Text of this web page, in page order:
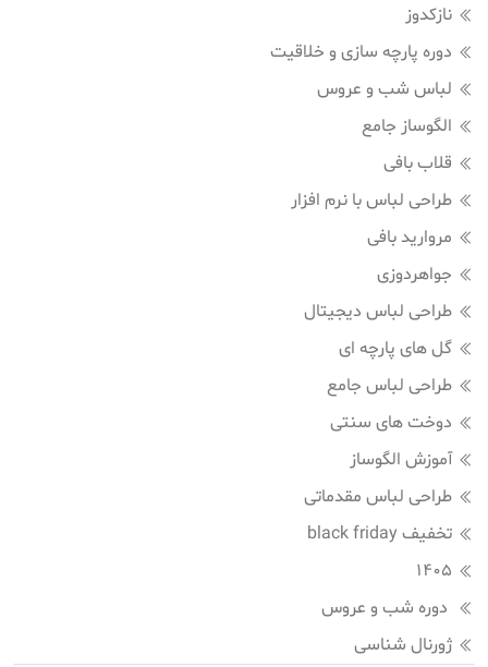
نازکدوز
دوره پارچه سازی و خلاقیت
لباس شب و عروس
الگوساز جامع
قلاب بافی
طراحی لباس با نرم افزار
مروارید بافی
جواهردوزی
طراحی لباس دیجیتال
گل های پارچه ای
طراحی لباس جامع
دوخت های سنتی
آموزش الگوساز
طراحی لباس مقدماتی
تخفیف black friday
1405
دوره شب و عروس
ژورنال شناسی